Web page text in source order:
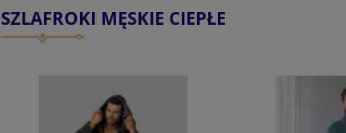
SZLAFROKI MĘSKIE CIEPŁE